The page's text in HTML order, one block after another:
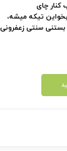
کنار چای
تیکه میشه،
بستنی سنتی زعفرونی